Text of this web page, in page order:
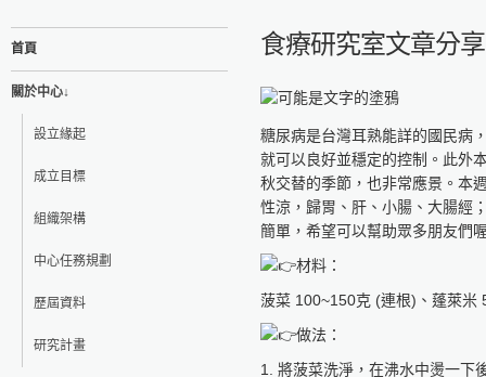
首頁
關於中心↓
設立緣起
成立目標
組織架構
中心任務規劃
歷屆資料
研究計畫
食療研究室文章分
糖尿病是台灣耳熟能詳的國民病
就可以良好並穩定的控制。此外
秋交替的季節，也非常應景。本
性涼，歸胃、肝、小腸、大腸經
簡單，希望可以幫助眾多朋友們
材料：
菠菜 100~150克 (連根)、蓬萊米
做法：
1. 將菠菜洗淨，在沸水中燙一下